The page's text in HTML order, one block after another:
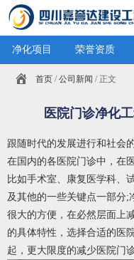
净化项目 荣誉资质
首页 /公司新闻 / 正文
医院门诊净化
跟随时代的发展进行和社会
在国内的各医院门诊中，在
比如手术室、康复医学科、
及其他的一些关键点一部分;
很大的方便，在必然层面上
的具体特性，选择合适的医
起，更大限度的减少医院门